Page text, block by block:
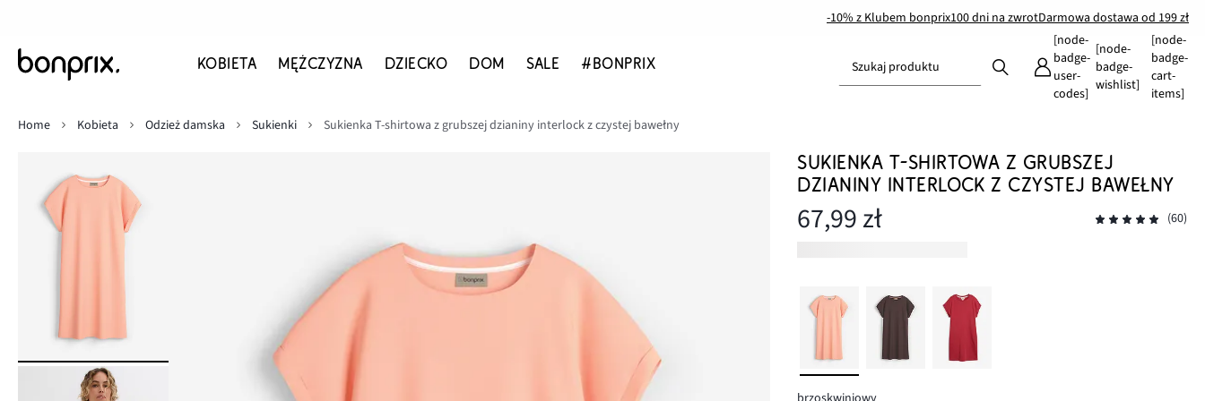
-10% z Klubem bonprix100 dni na zwrotDarmowa dostawa od 199 zł
KOBIETA MĘŻCZYZNA DZIECKO DOM SALE #BONPRIX Szukaj produktu
[node-
badge-
user-
codes]
[node-
badge-
wishlist]
[node-
badge-
cart-
items]
Home
Kobieta Odzież damska Sukienki Sukienka T-shirtowa z grubszej dzianiny interlock z czystej bawełny
SUKIENKA T-SHIRTOWA Z GRUBSZEJ
DZIANINY INTERLOCK Z CZYSTEJ BAWEŁNY
67,99 zł (60)